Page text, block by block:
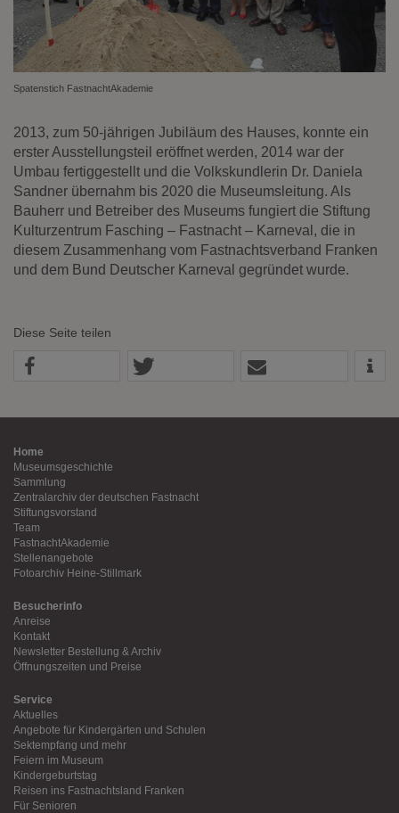
Spatenstich FastnachtAkademie
2013, zum 50-jährigen Jubiläum des Hauses, konnte ein
erster Ausstellungsteil eröffnet werden, 2014 war der
Umbau fertiggestellt und die Volkskundlerin Dr. Daniela
Sandner übernahm bis 2020 die Museumsleitung. Als
Bauherr und Betreiber des Museums fungiert die Stiftung
Kulturzentrum Fasching – Fastnacht – Karneval, die in
diesem Zusammenhang vom Fastnachtsverband Franken
und dem Bund Deutscher Karneval gegründet wurde.
Diese Seite teilen
Home
Museumsgeschichte
Sammlung
Zentralarchiv der deutschen Fastnacht
Stiftungsvorstand
Team
FastnachtAkademie
Stellenangebote
Fotoarchiv Heine-Stillmark
Besucherinfo
Anreise
Kontakt
Newsletter Bestellung & Archiv
Öffnungszeiten und Preise
Service
Aktuelles
Angebote für Kindergärten und Schulen
Sektempfang und mehr
Feiern im Museum
Kindergeburtstag
Reisen ins Fastnachtsland Franken
Für Senioren